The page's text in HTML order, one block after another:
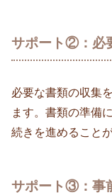
サポート②：必
必要な書類の収集
ます。書類の準備
続きを進めること
サポート③：事